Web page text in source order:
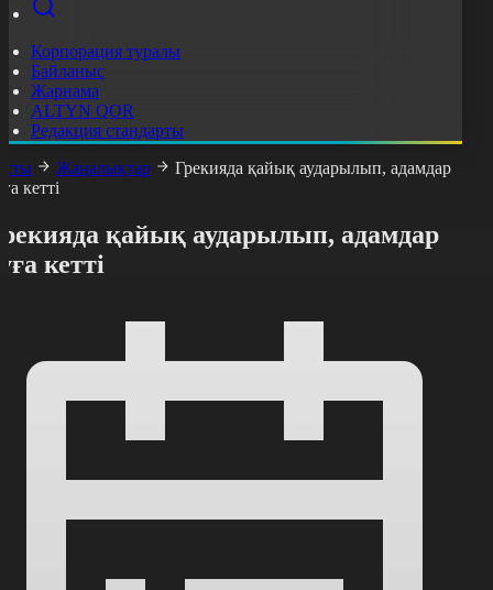
Корпорация туралы
Байланыс
Жарнама
ALTYN QOR
Редакция стандарты
Жаңалықтар
Грекияда қайық аударылып, адамдар
кетті
қайық аударылып, адамдар
кетті